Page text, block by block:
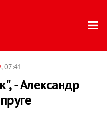
, 07:41
- Александр